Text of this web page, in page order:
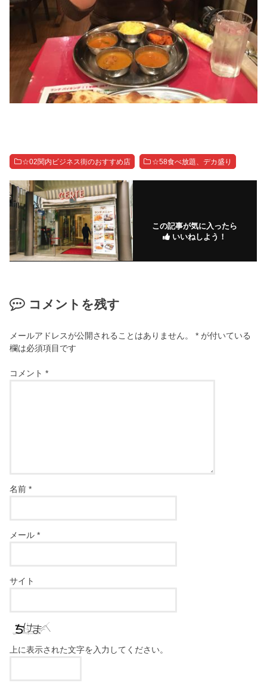
☆02関内ビジネス街のおすすめ店 ☆58食べ放題、デカ盛り
この記事が気に入ったら
いいねしよう！
コメントを残す
メールアドレスが公開されることはありません。 * が付いている
欄は必須項目です
コメント*
名前*
メール*
サイト
上に表示された文字を入力してください。